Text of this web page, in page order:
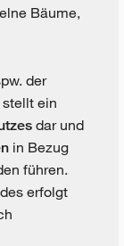
Bäume,
der
ein
dar und
in Bezug
führen.
erfolgt